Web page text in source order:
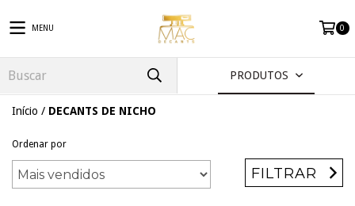
MENU 0
PRODUTOS
Início / DECANTS DE NICHO
Ordenar por
FILTRAR